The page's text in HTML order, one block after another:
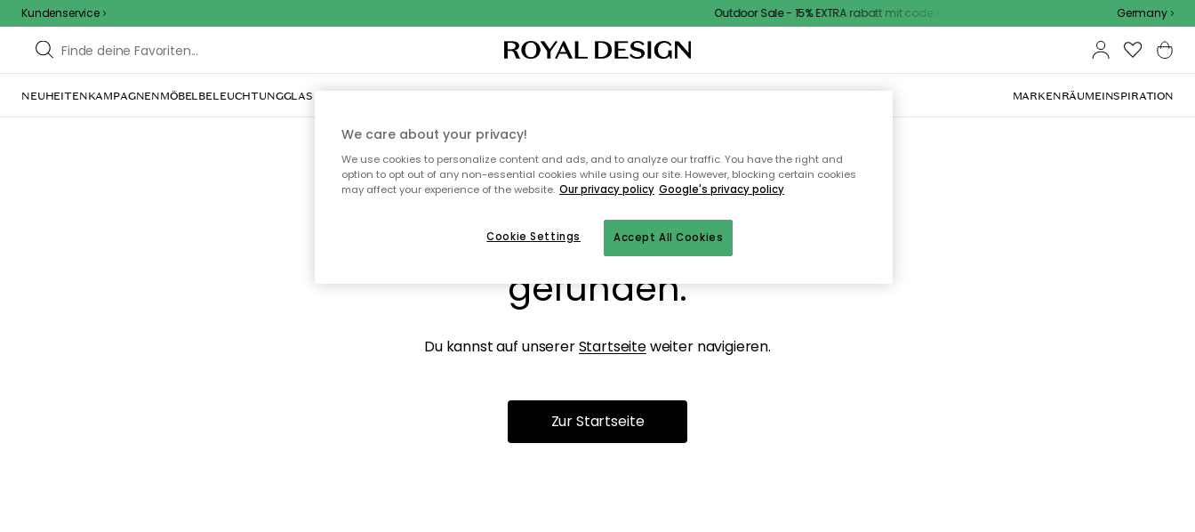
Kundenservice Outdoor Sale - 15% EXTRA rabatt mit code Germany
NEUHEITENKAMPAGNENMÖBELBELEUCHTUNGGLAS & GESCHIRRINNENEINRICHTUNGTEXTILIEN & TEPPICHEKÜCHEAUFBEWAHRUNGOUTDOOR-MÖBEL MARKENRÄUMEINSPIRATION
Ooops, die Seite wurde nicht
gefunden.
Du kannst auf unsererStartseiteweiter navigieren.
Zur Startseite
We care about your privacy!
We use cookies to personalize content and ads, and to analyze our traffic. You have the right and
option to opt out of any non-essential cookies while using our site. However, blocking certain cookies
may affect your experience of the website. Our privacy policy Google's privacy policy
Accept All Cookies
Cookie Settings